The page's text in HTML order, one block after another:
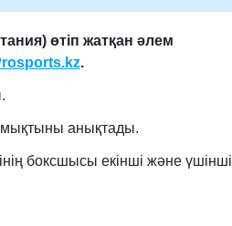
өтіп жатқан әлем
.
мықтыны анықтады.
боксшысы екінші және үшінші